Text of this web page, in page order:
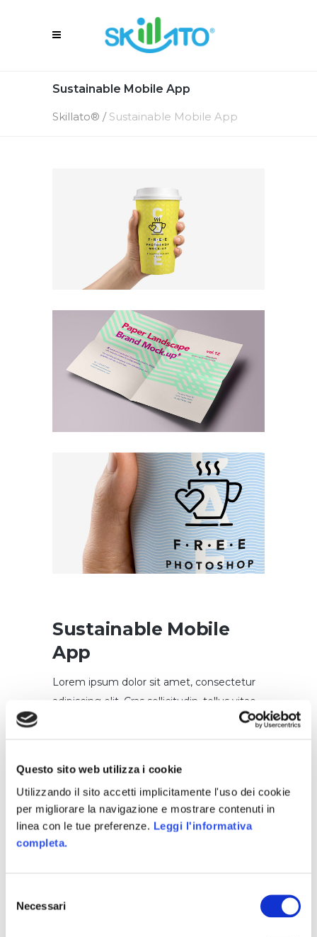
Questo sito web utilizza i cookie
Utilizzando il sito accetti implicitamente l'uso dei cookie
per migliorare la navigazione e mostrare contenuti in
linea con le tue preferenze. Leggi l'informativa
completa.
delNecessari
Sustainable Mobile App
Skillato® / Sustainable Mobile App
Sustainable Mobile
App
Lorem ipsum dolor sit amet, consectetur
adipiscing elit. Cras sollicitudin, tellus vitae
condimentum egestas, libero dolor auctor
justo efficitur, tristique ligula a,
pellentesque ipsum. Quisque augue
ipsum, vehicula et tellus nec, maximus
viverra metus. Nullam elementum nibh
dui. Duis ultricies mi sed lorem blandit, non